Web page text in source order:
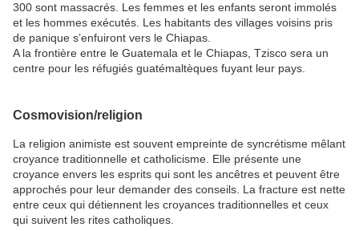
300 sont massacrés. Les femmes et les enfants seront immolés
et les hommes exécutés. Les habitants des villages voisins pris
de panique s’enfuiront vers le Chiapas.
A la frontière entre le Guatemala et le Chiapas, Tzisco sera un
centre pour les réfugiés guatémaltèques fuyant leur pays.
Cosmovision/religion
La religion animiste est souvent empreinte de syncrétisme mêlant
croyance traditionnelle et catholicisme. Elle présente une
croyance envers les esprits qui sont les ancêtres et peuvent être
approchés pour leur demander des conseils. La fracture est nette
entre ceux qui détiennent les croyances traditionnelles et ceux
qui suivent les rites catholiques.